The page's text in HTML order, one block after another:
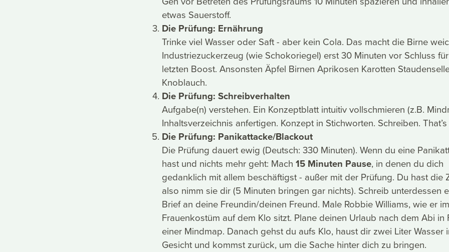
etwas Sauerstoff.
Die Prüfung: Ernährung
Trinke viel Wasser oder Saft - aber kein Cola. Das macht die Birne
Industriezuckerzeug (wie Schokoriegel) erst 30 Minuten vor Schluss
letzten Boost. Ansonsten Äpfel Birnen Aprikosen Karotten
Knoblauch.
Die Prüfung: Schreibverhalten
Aufgabe(n) verstehen. Ein Konzeptblatt intuitiv vollschmieren (z.B.
Inhaltsverzeichnis anfertigen. Konzept in Stichworten. Schreiben. That’s
Die Prüfung: Panikattacke/Blackout
Die Prüfung dauert ewig (Deutsch: 330 Minuten). Wenn du eine
hast und nichts mehr geht: Mach15 Minuten Pause, in denen du dich
gedanklich mit allem beschäftigst - außer mit der Prüfung. Du hast die
also nimm sie dir (5 Minuten bringen gar nichts). Schreib unterdessen
Brief an deine Freundin/deinen Freund. Male Robbie Williams, wie er im
Frauenkostüm auf dem Klo sitzt. Plane deinen Urlaub nach dem Abi in
einer Mindmap. Danach gehst du aufs Klo, haust dir zwei Liter Wasser
Gesicht und kommst zurück, um die Sache hinter dich zu bringen.